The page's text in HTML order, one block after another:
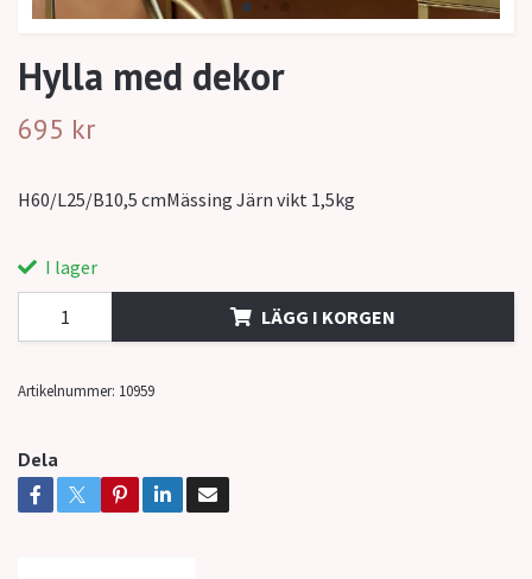
Hylla med dekor
695 kr
H60/L25/B10,5 cmMässing Järn vikt 1,5kg
I lager
LÄGG I KORGEN
Artikelnummer: 10959
Dela